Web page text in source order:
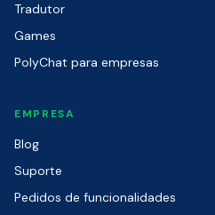
Tradutor
Games
PolyChat para empresas
EMPRESA
Blog
Suporte
Pedidos de funcionalidades